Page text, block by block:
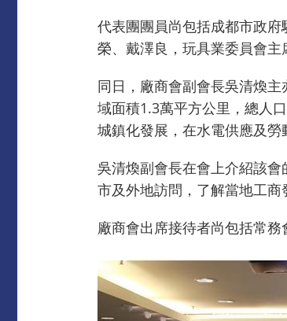
代表團團員尚包括成都市政
榮、戴澤良，玩具業委員會主
同日，廠商會副會長吳清煥
域面積1.3萬平方公里，總人
城鎮化發展，在水電供應及勞
吳清煥副會長在會上介紹該
市及外地訪問，了解當地工商
廠商會出席接待者尚包括常務